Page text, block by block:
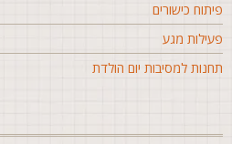
כישורים
מגע
למסיבות יום הולדת